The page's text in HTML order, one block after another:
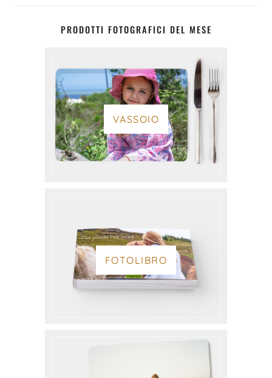
PRODOTTI FOTOGRAFICI DEL MESE
VASSOIO
FOTOLIBRO